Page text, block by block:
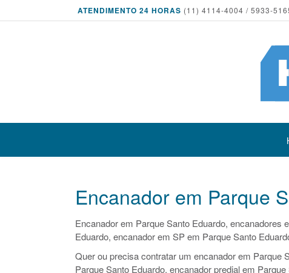
ATENDIMENTO 24 HORAS (11) 4114-4004 / 5933-
Encanador em Parque
Encanador em Parque Santo Eduardo,
Eduardo, encanador em SP em Parque Santo
Quer ou precisa contratar um encanador em Parque
Parque Santo Eduardo, encanador predial em